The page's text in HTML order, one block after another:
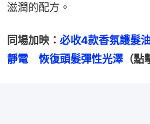
滋潤的配方。
同場加映： 必收4款香氛護髮
靜電　恢復頭髮彈性光澤 （